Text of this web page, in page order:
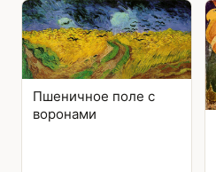
Пшеничное поле с
воронами